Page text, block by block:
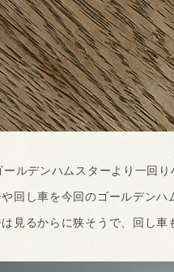
ルデンハムスターより一回
回し車を今回のゴールデン
見るからに狭そうで、回し車